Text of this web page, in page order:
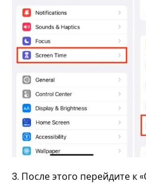
3. После этого перейдите к